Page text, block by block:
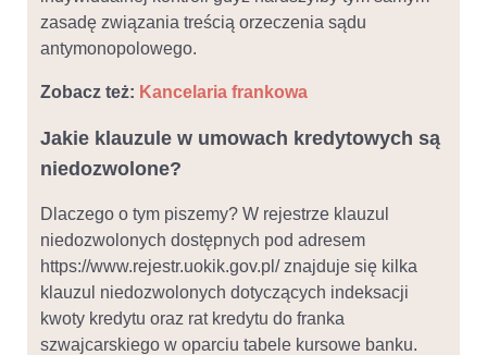
zasadę związania treścią orzeczenia sądu
antymonopolowego.
Zobacz też: Kancelaria frankowa
Jakie klauzule w umowach kredytowych są
niedozwolone?
Dlaczego o tym piszemy? W rejestrze klauzul
niedozwolonych dostępnych pod adresem
https://www.rejestr.uokik.gov.pl/ znajduje się kilka
klauzul niedozwolonych dotyczących indeksacji
kwoty kredytu oraz rat kredytu do franka
szwajcarskiego w oparciu tabele kursowe banku.